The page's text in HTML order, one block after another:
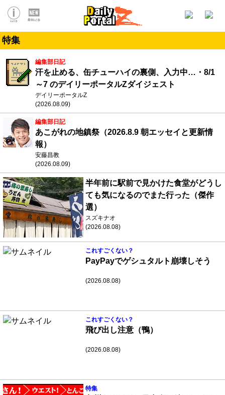
特集
編集部日記
汗を止める、缶チューハイの裏側、入力中…・8/1
～7 のデイリーポータルZダイジェスト
デイリーポータルZ
(2026.08.09)
編集部日記
あこがれの地鎮祭（2026.8.9 朝エッセイと更新情
報）
安藤昌教
(2026.08.09)
半年前に駅前で見かけた食堂がどうし
ても気になるのでまた行った（傑作
選）
スズキナオ
(2026.08.08)
これすごくない？
PayPayでゲシュタルト崩壊しそう
(2026.08.08)
これすごくない？
飛び出し注意（鴨）
(2026.08.08)
特集